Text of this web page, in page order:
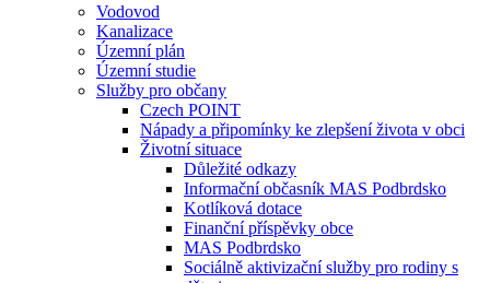
Vodovod
Kanalizace
Územní plán
Územní studie
Služby pro občany
Czech POINT
Nápady a připomínky ke zlepšení života v obci
Životní situace
Důležité odkazy
Informační občasník MAS Podbrdsko
Kotlíková dotace
Finanční příspěvky obce
MAS Podbrdsko
Sociálně aktivizační služby pro rodiny s